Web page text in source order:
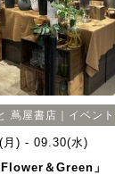
蔦屋書店｜イベント
月) - 09.30(水)
＆Green」